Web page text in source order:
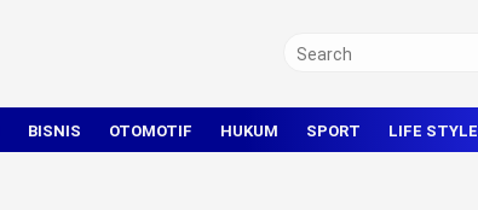
BISNIS OTOMOTIF HUKUM SPORT LIFE STYLE